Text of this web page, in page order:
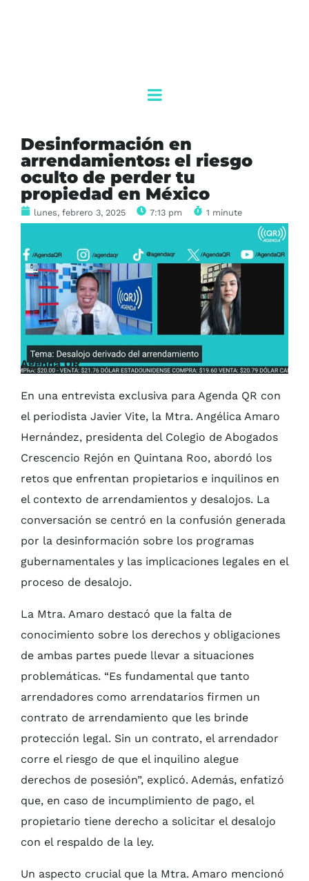
Desinformación en
arrendamientos: el riesgo
oculto de perder tu
propiedad en México
lunes, febrero 3, 2025 7:13 pm 1 minute
Agenda QR
En una entrevista exclusiva para Agenda QR con
el periodista Javier Vite, la Mtra. Angélica Amaro
Hernández, presidenta del Colegio de Abogados
Crescencio Rejón en Quintana Roo, abordó los
retos que enfrentan propietarios e inquilinos en
el contexto de arrendamientos y desalojos. La
conversación se centró en la confusión generada
por la desinformación sobre los programas
gubernamentales y las implicaciones legales en el
proceso de desalojo.
La Mtra. Amaro destacó que la falta de
conocimiento sobre los derechos y obligaciones
de ambas partes puede llevar a situaciones
problemáticas. “Es fundamental que tanto
arrendadores como arrendatarios firmen un
contrato de arrendamiento que les brinde
protección legal. Sin un contrato, el arrendador
corre el riesgo de que el inquilino alegue
derechos de posesión”, explicó. Además, enfatizó
que, en caso de incumplimiento de pago, el
propietario tiene derecho a solicitar el desalojo
con el respaldo de la ley.
Un aspecto crucial que la Mtra. Amaro mencionó